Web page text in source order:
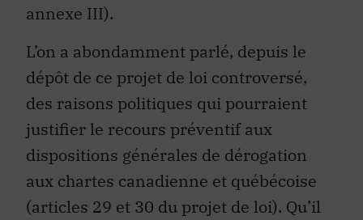
annexe III).
L’on a abondamment parlé, depuis le
dépôt de ce projet de loi controversé,
des raisons politiques qui pourraient
justifier le recours préventif aux
dispositions générales de dérogation
aux chartes canadienne et québécoise
(articles 29 et 30 du projet de loi). Qu’il